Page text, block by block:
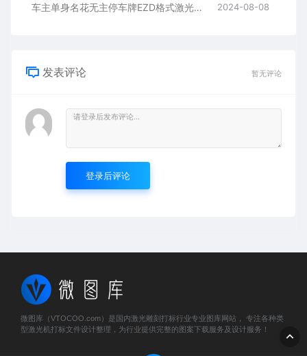
车主单身名花无主停车牌EZD格式激光打标文件通用矢量图 2024-08-08
发表评论 暂无评论
登录后评论
微图库（VTOCOO.com）是国内激光雕刻打标行业专业图库网站， 专注各种类
型激光机打标文件设计整理，为行业提供完整的图案下载服务及设计服务！